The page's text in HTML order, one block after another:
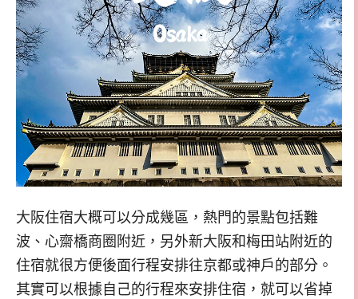
大阪住宿大概可以分成幾區，熱門的景點包括難
波、心齋橋商圈附近，另外新大阪和梅田站附近的
住宿就很方便後面行程安排往京都或神戶的部分。
其實可以根據自己的行程來安排住宿，就可以省掉